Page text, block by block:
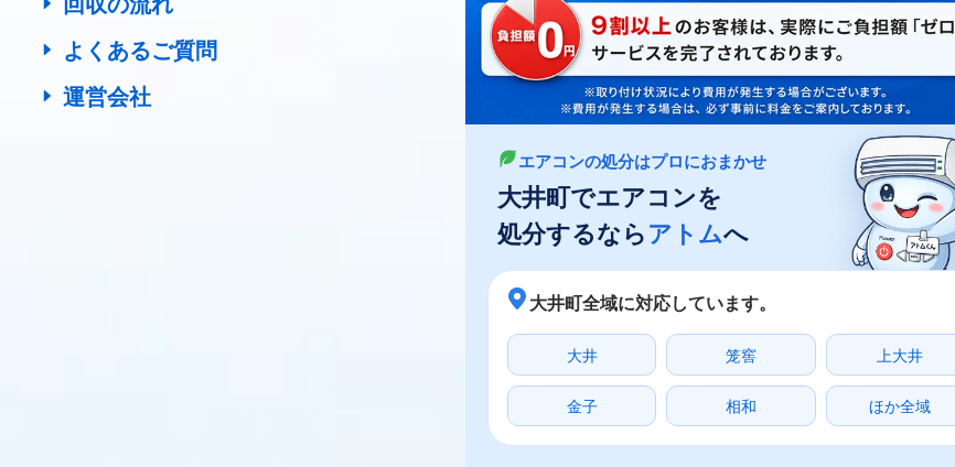
よくあるご質問
運営会社
エアコンの処分はプロにおまかせ
大井町でエアコンを
処分するならアトムへ
大井町全域に対応しています。
大井 笼窖 上大井
金子 相和 ほか全域